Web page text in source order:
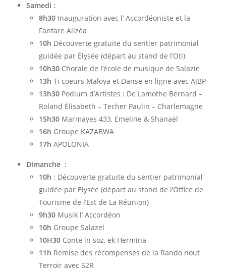
Samedi :
8h30 Inauguration avec l’ Accordéoniste et la
Fanfare Alizéa
10h Découverte gratuite du sentier patrimonial
guidée par Élysée (départ au stand de l’Oti)
10h30 Chorale de l’école de musique de Salazie
13h Ti coeurs Maloya et Danse en ligne avec AJBP
13h30 Podium d’Artistes : De Lamothe Bernard –
Roland Élisabeth – Techer Paulin – Charlemagne
15h30 Marmayes 433, Emeline & Shanaël
16h Groupe KAZABWA
17h APOLONIA
Dimanche :
10h : Découverte gratuite du sentier patrimonial
guidée par Elysée (départ au stand de l’Office de
Tourisme de l’Est de La Réunion)
9h30 Musik l’ Accordéon
10h Groupe Salazel
10H30 Conte in soz, ek Hermina
11h Remise des récompenses de la Rando nout
Terroir avec S2R